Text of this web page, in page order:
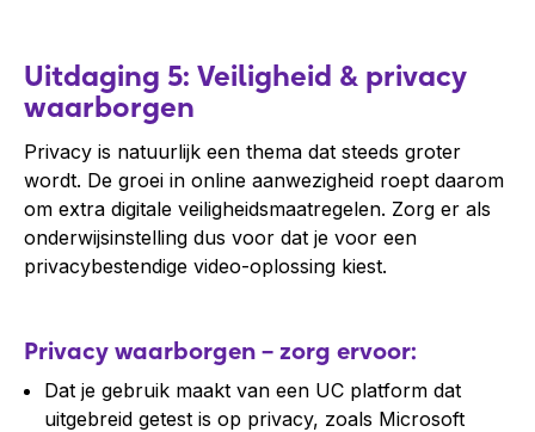
Uitdaging 5: Veiligheid & privacy
waarborgen
Privacy is natuurlijk een thema dat steeds groter
wordt. De groei in online aanwezigheid roept daarom
om extra digitale veiligheidsmaatregelen. Zorg er als
onderwijsinstelling dus voor dat je voor een
privacybestendige video-oplossing kiest.
Privacy waarborgen – zorg ervoor:
Dat je gebruik maakt van een UC platform dat
uitgebreid getest is op privacy, zoals Microsoft